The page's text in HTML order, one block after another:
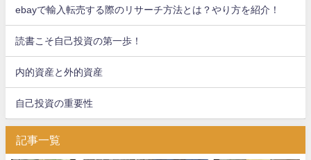
ebayで輸入転売する際のリサーチ方法とは？やり方を紹介！
読書こそ自己投資の第一歩！
内的資産と外的資産
自己投資の重要性
記事一覧